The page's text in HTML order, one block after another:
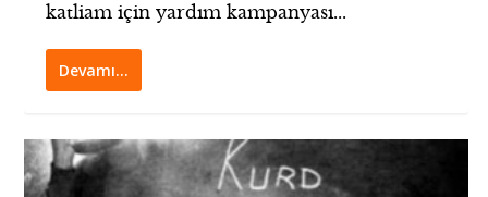
katliam için yardım kampanyası...
Devamı…